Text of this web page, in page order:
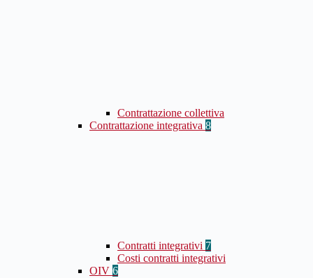
Contrattazione collettiva
Contrattazione integrativa 8
Contratti integrativi 7
Costi contratti integrativi
OIV 6